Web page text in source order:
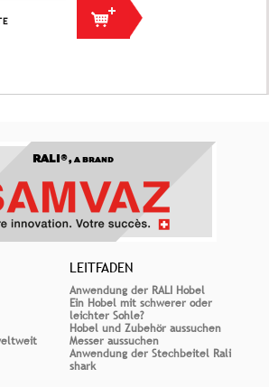
RALI®,A BRAND
LEITFADEN
Anwendung der RALI Hobel
Ein Hobel mit schwerer oder
leichter Sohle?
Hobel und Zubehör aussuchen
Messer aussuchen
Anwendung der Stechbeitel Rali
shark